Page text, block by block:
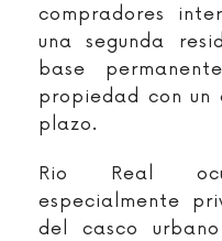
compradores
una segunda
base
propiedad con
plazo.
Rio Real
especialmente
del casco